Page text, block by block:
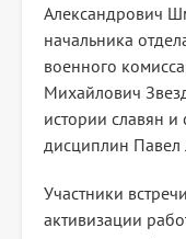
Александрович
начальника
военного
Михайлович
истории славян
дисциплин
Участники
активизации